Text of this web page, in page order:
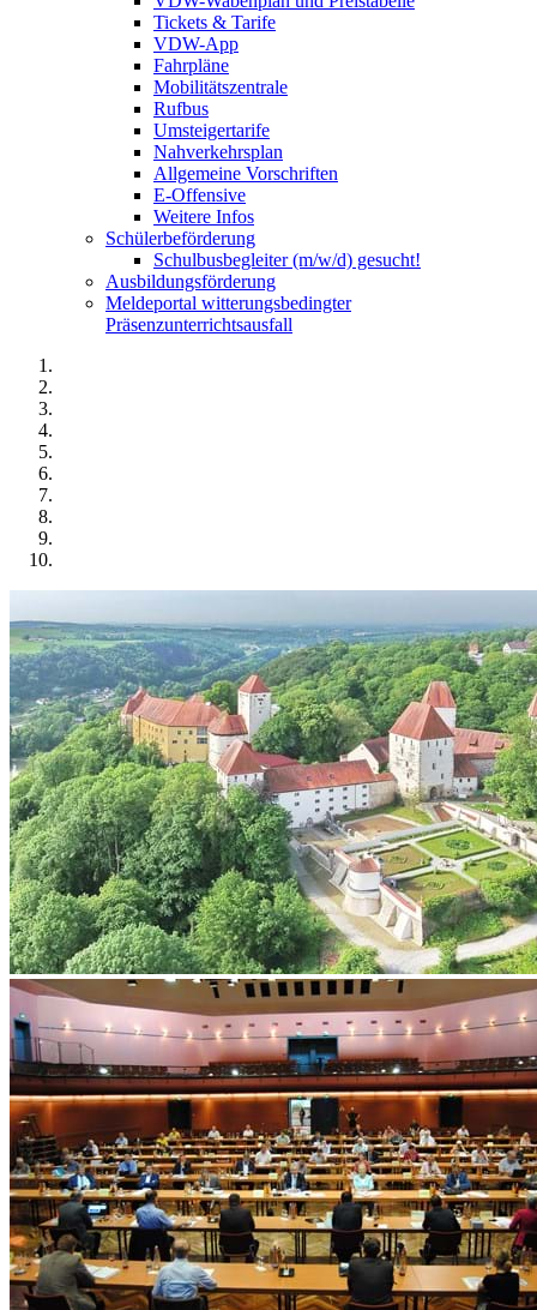
Tickets & Tarife
VDW-App
Fahrpläne
Mobilitätszentrale
Rufbus
Umsteigertarife
Nahverkehrsplan
Allgemeine Vorschriften
E-Offensive
Weitere Infos
Schülerbeförderung
Schulbusbegleiter (m/w/d) gesucht!
Ausbildungsförderung
Meldeportal witterungsbedingter
Präsenzunterrichtsausfall